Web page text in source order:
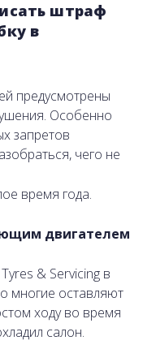
штраф
в
предусмотрены
Особенно
запретов
чего не
время года.
двигателем
& Servicing в
многие оставляют
ходу во время
салон.